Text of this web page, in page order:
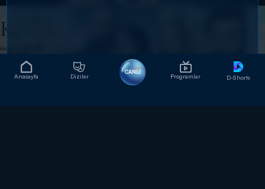
Anasayfa Diziler
CANLI
Programlar D-Shorts